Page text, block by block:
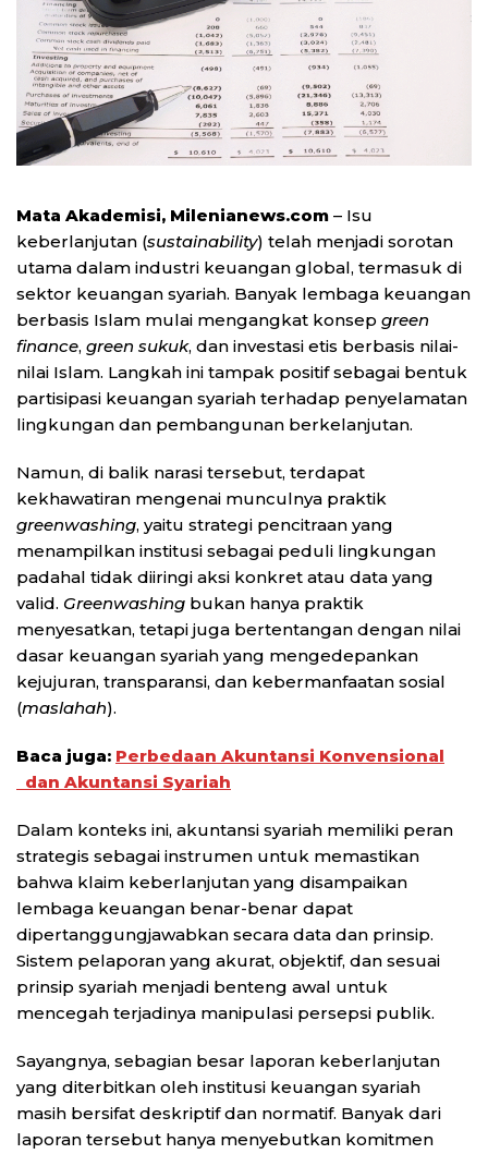
Mata Akademisi, Milenianews.com – Isu
keberlanjutan (sustainability) telah menjadi sorotan
utama dalam industri keuangan global, termasuk di
sektor keuangan syariah. Banyak lembaga keuangan
berbasis Islam mulai mengangkat konsep green
finance, green sukuk, dan investasi etis berbasis nilai-
nilai Islam. Langkah ini tampak positif sebagai bentuk
partisipasi keuangan syariah terhadap penyelamatan
lingkungan dan pembangunan berkelanjutan.
Namun, di balik narasi tersebut, terdapat
kekhawatiran mengenai munculnya praktik
greenwashing, yaitu strategi pencitraan yang
menampilkan institusi sebagai peduli lingkungan
padahal tidak diiringi aksi konkret atau data yang
valid. Greenwashing bukan hanya praktik
menyesatkan, tetapi juga bertentangan dengan nilai
dasar keuangan syariah yang mengedepankan
kejujuran, transparansi, dan kebermanfaatan sosial
(maslahah).
Baca juga: Perbedaan Akuntansi Konvensional
dan Akuntansi Syariah
Dalam konteks ini, akuntansi syariah memiliki peran
strategis sebagai instrumen untuk memastikan
bahwa klaim keberlanjutan yang disampaikan
lembaga keuangan benar-benar dapat
dipertanggungjawabkan secara data dan prinsip.
Sistem pelaporan yang akurat, objektif, dan sesuai
prinsip syariah menjadi benteng awal untuk
mencegah terjadinya manipulasi persepsi publik.
Sayangnya, sebagian besar laporan keberlanjutan
yang diterbitkan oleh institusi keuangan syariah
masih bersifat deskriptif dan normatif. Banyak dari
laporan tersebut hanya menyebutkan komitmen